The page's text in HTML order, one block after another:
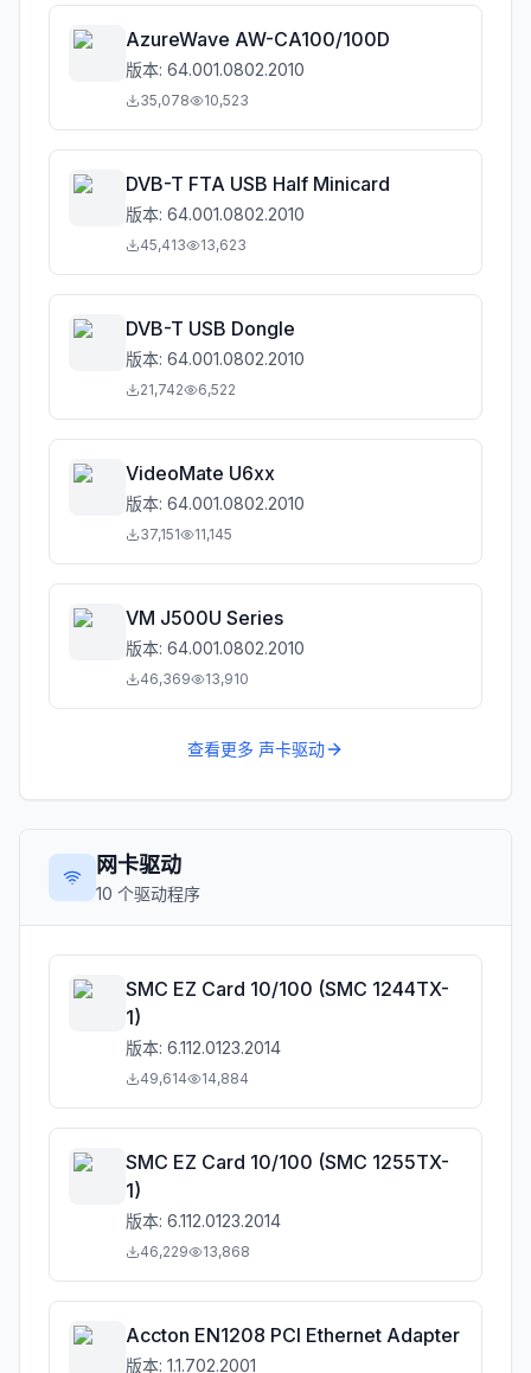
AzureWave AW-CA100/100D
版本: 64.001.0802.2010
35,078 10,523
DVB-T FTA USB Half Minicard
版本: 64.001.0802.2010
45,413 13,623
DVB-T USB Dongle
版本: 64.001.0802.2010
21,742 6,522
VideoMate U6xx
版本: 64.001.0802.2010
37,151 11,145
VM J500U Series
版本: 64.001.0802.2010
46,369 13,910
查看更多 声卡驱动
网卡驱动
10 个驱动程序
SMC EZ Card 10/100 (SMC 1244TX-
1)
版本: 6.112.0123.2014
49,614 14,884
SMC EZ Card 10/100 (SMC 1255TX-
1)
版本: 6.112.0123.2014
46,229 13,868
Accton EN1208 PCI Ethernet Adapter
版本: 1.1.702.2001